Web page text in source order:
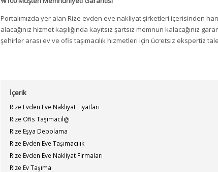
Portalımızda yer alan Rize evden eve nakliyat şirketleri içerisinden
alacağınız hizmet kaşılığında kayıtsız şartsız memnun kalacağınız
şehirler arası ev ve ofis taşımacılık hizmetleri için ücretsiz ekspertiz
İçerik
Rize Evden Eve Nakliyat Fiyatları
Rize Ofis Taşımacılığı
Rize Eşya Depolama
Rize Evden Eve Taşımacılık
Rize Evden Eve Nakliyat Firmaları
Rize Ev Taşıma